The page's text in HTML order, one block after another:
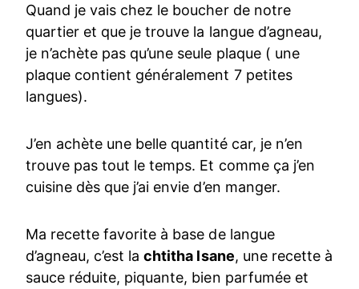
Quand je vais chez le boucher de notre
quartier et que je trouve la langue d’agneau,
je n’achète pas qu’une seule plaque ( une
plaque contient généralement 7 petites
langues).
J’en achète une belle quantité car, je n’en
trouve pas tout le temps. Et comme ça j’en
cuisine dès que j’ai envie d’en manger.
Ma recette favorite à base de langue
d’agneau, c’est lachtitha lsane, une recette à
sauce réduite, piquante, bien parfumée et